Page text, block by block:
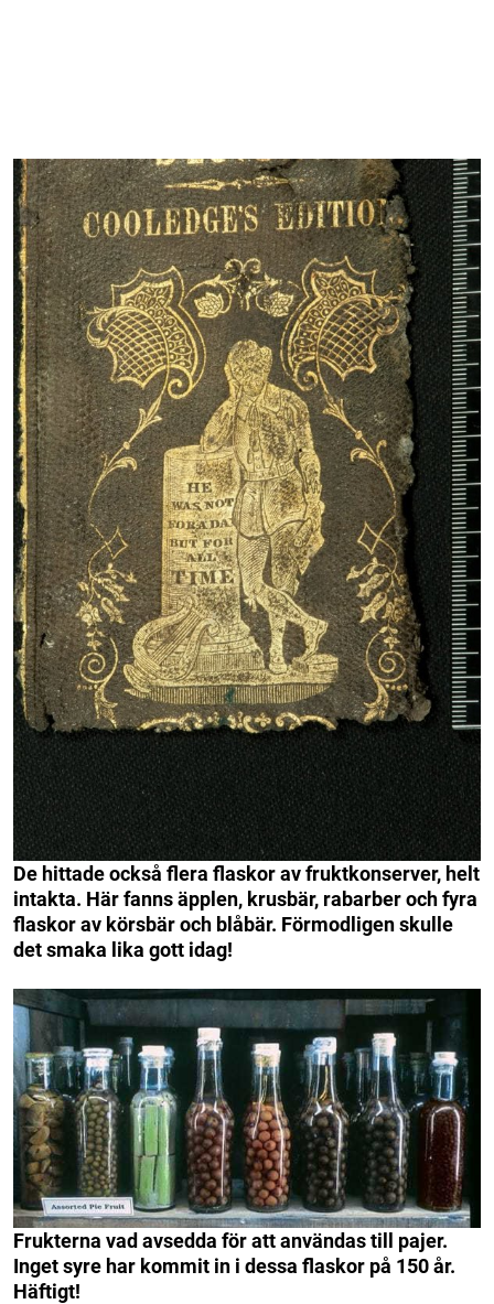
De hittade också flera flaskor av fruktkonserver, helt
intakta. Här fanns äpplen, krusbär, rabarber och fyra
flaskor av körsbär och blåbär. Förmodligen skulle
det smaka lika gott idag!
Frukterna vad avsedda för att användas till pajer.
Inget syre har kommit in i dessa flaskor på 150 år.
Häftigt!